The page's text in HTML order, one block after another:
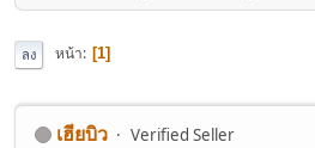
ลง หน้า 1
เฮียบิว Verified Seller